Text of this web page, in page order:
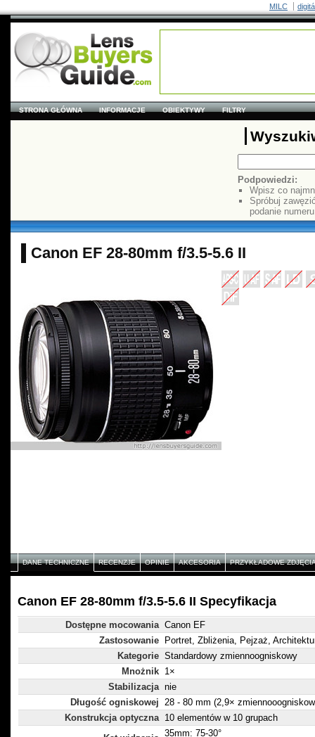
MILC
STRONA GŁÓWNA INFORMACJE OBIEKTYWY FILTRY
Podpowiedzi:
Wpisz co
Spróbuj
podanie
Canon EF 28-80mm f/3.5-5.6 II
DANE TECHNICZNE RECENZJE OPINIE AKCESORIA PRZYKŁADOWE
Canon EF 28-80mm f/3.5-5.6 II Specyfikacja
Dostępne mocowania Canon EF
Zastosowanie
Portret, Zbliżenia, Pejzaż,
Kategorie Standardowy zmiennoogniskowy
Mnożnik 1×
Stabilizacja nie
Długość ogniskowej 28 - 80 mm (2,9×
Konstrukcja optyczna 10 elementów w 10 grupach
35mm: 75-30°